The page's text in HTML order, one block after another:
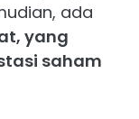
ada
yang
saham